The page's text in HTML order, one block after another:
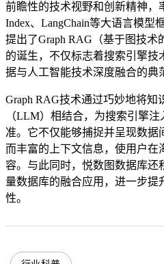
前瞻性的技术视野和创新精神，
Index、LangChain等大语言模型
提出了Graph RAG（基于图技
的诞生，不仅标志着搜索引擎
据与人工智能技术深度融合的典
Graph RAG技术通过巧妙地将知
（LLM）相结合，为搜索引擎
准。它不仅能够捕捉并呈现数据
而丰富的上下文信息，使用户在
容。与此同时，悦数图数据库还
量数据库的融合应用，进一步提
性。